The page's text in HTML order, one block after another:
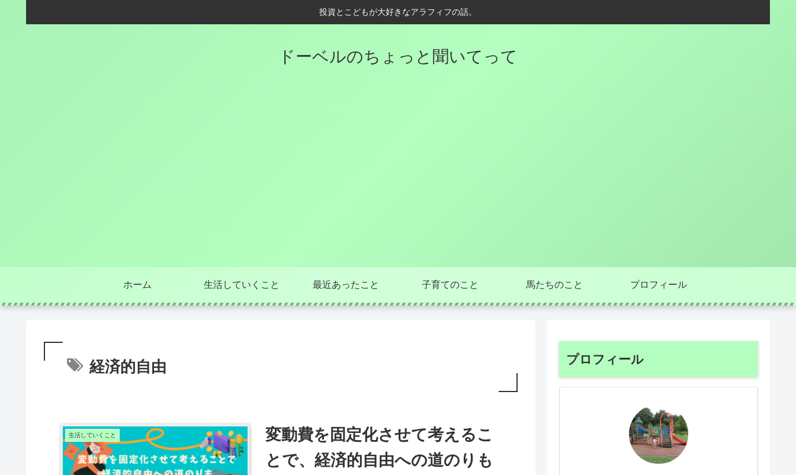
投資とこどもが大好きなアラフィフの話。
ドーベルのちょっと聞いてって
ホーム 生活していくこと 最近あったこと 子育てのこと 馬たちのこと プロフィール
経済的自由
生活していくこと
変動費を固定化させて考えるこ
とで、経済的自由への道のりも
プロフィール